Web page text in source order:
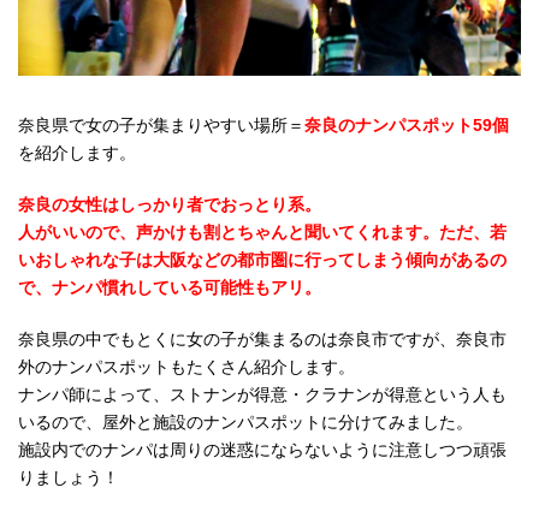
奈良県で女の子が集まりやすい場所＝奈良のナンパスポット59個
を紹介します。
奈良の女性はしっかり者でおっとり系。
人がいいので、声かけも割とちゃんと聞いてくれます。ただ、若
いおしゃれな子は大阪などの都市圏に行ってしまう傾向があるの
で、ナンパ慣れしている可能性もアリ。
奈良県の中でもとくに女の子が集まるのは奈良市ですが、奈良市
外のナンパスポットもたくさん紹介します。
ナンパ師によって、ストナンが得意・クラナンが得意という人も
いるので、屋外と施設のナンパスポットに分けてみました。
施設内でのナンパは周りの迷惑にならないように注意しつつ頑張
りましょう！